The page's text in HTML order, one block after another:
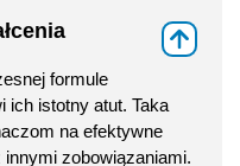
formule
ich istotny atut. Taka
na efektywne
innymi zobowiązaniami.